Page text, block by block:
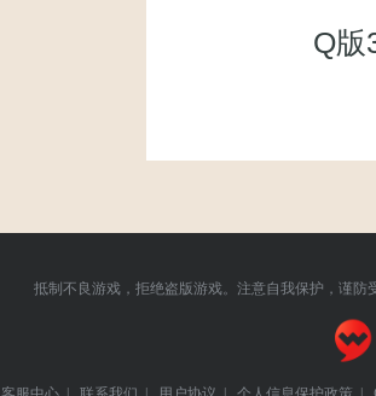
Q版
抵制不良游戏，拒绝盗版游戏。注意自我保护，谨防